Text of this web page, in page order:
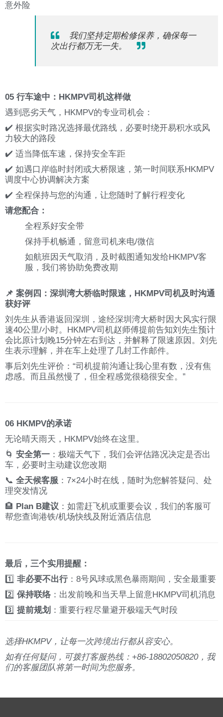
意外险
我们坚持定期检修保养，确保每一
次出行都万无一失。
05 行车途中：HKMPV司机这样做
遇到恶劣天气，HKMPV的专业司机会：
✔️ 根据实时路况选择最优路线，必要时绕开易积水或风
力较大的路段
✔️ 适当降低车速，保持安全车距
✔️ 如遇口岸临时封闭或大桥限速，第一时间联系HKMPV
调度中心协调解决方案
✔️ 全程保持与您的沟通，让您随时了解行程变化
请您配合：
全程系好安全带
保持手机畅通，留意司机来电/微信
如航班因天气取消，及时截图通知发给HKMPV客
服，我们将协助免费改期
📌 案例四：深圳湾大桥临时限速，HKMPV司机及时沟通
获好评
刘先生从香港返回深圳，途经深圳湾大桥时因大风实行限
速40公里/小时。HKMPV司机赵师傅提前告知刘先生预计
会比原计划晚15分钟左右到达，并解释了限速原因。刘先
生表示理解，并在车上处理了几封工作邮件。
事后刘先生评价：“司机提前沟通让我心里有数，没有焦
虑感。而且虽然慢了，但全程感觉很稳很安全。”
06 HKMPV的承诺
无论晴天雨天，HKMPV始终在这里。
🌀 安全第一 ：极端天气下，我们会评估路况决定是否出
车，必要时主动建议您改期
📞 全天候客服 ：7×24小时在线，随时为您解答疑问、处
理突发情况
🏨 Plan B建议 ：如需赶飞机或重要会议，我们的客服可
帮您查询港铁/机场快线及附近酒店信息
最后，三个实用提醒：
1️⃣ 非必要不出行：8号风球或黑色暴雨期间，安全最重要
2️⃣ 保持联络 ：出发前晚和当天早上留意HKMPV司机消息
3️⃣ 提前规划 ：重要行程尽量避开极端天气时段
选择HKMPV，让每一次跨境出行都从容安心。
如有任何疑问，可拨打客服热线：+86-18802050820，我
们的客服团队将第一时间为您服务。